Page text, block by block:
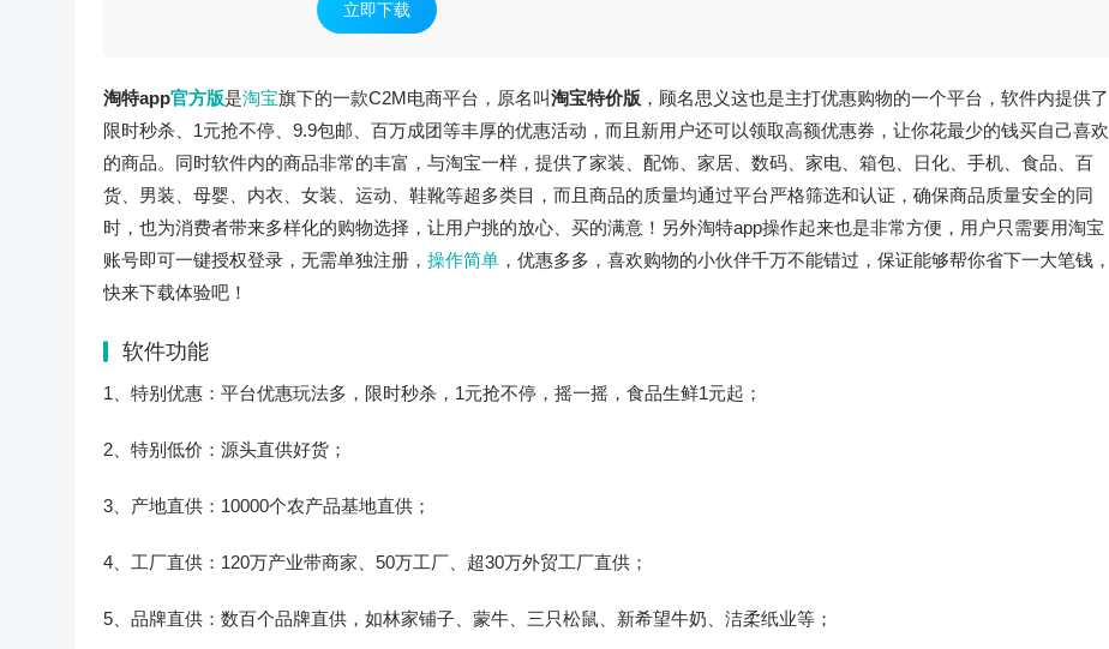
立即下载
淘特app官方版是淘宝旗下的一款C2M电商平台，原名叫淘宝特价版 ，顾名思义这也是主打优惠购物的一个平台，软件内提供了
限时秒杀、1元抢不停、9.9包邮、百万成团等丰厚的优惠活动，而且新用户还可以领取高额优惠券，让你花最少的钱买自己喜欢
的商品。同时软件内的商品非常的丰富，与淘宝一样，提供了家装、配饰、家居、数码、家电、箱包、日化、手机、食品、百
货、男装、母婴、内衣、女装、运动、鞋靴等超多类目，而且商品的质量均通过平台严格筛选和认证，确保商品质量安全的同
时，也为消费者带来多样化的购物选择，让用户挑的放心、买的满意！另外淘特app操作起来也是非常方便，用户只需要用淘宝
账号即可一键授权登录，无需单独注册， 操作简单 ，优惠多多，喜欢购物的小伙伴千万不能错过，保证能够帮你省下一大笔钱，
快来下载体验吧！
软件功能
1、特别优惠：平台优惠玩法多，限时秒杀，1元抢不停，摇一摇，食品生鲜1元起；
2、特别低价：源头直供好货；
3、产地直供：10000个农产品基地直供；
4、工厂直供：120万产业带商家、50万工厂、超30万外贸工厂直供；
5、品牌直供：数百个品牌直供，如林家铺子、蒙牛、三只松鼠、新希望牛奶、洁柔纸业等；